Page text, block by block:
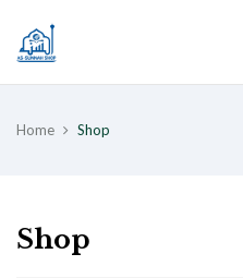
Home Shop
Shop